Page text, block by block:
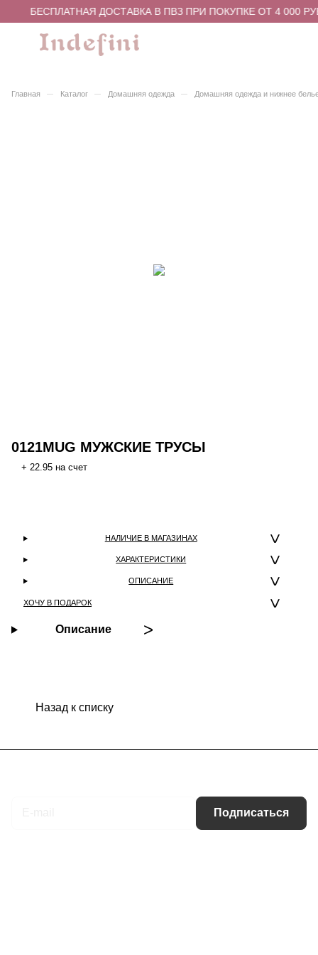
БЕСПЛАТНАЯ ДОСТАВКА В ПВЗ ПРИ ПОКУПКЕ ОТ 4 000
Главная – Каталог – Домашняя одежда – Домашняя одежда и нижнее
0121MUG МУЖСКИЕ ТРУСЫ
+ 22.95 на счет
НАЛИЧИЕ В МАГАЗИНАХ
ХАРАКТЕРИСТИКИ
ОПИСАНИЕ
ХОЧУ В ПОДАРОК
Описание
Назад к списку
Подписаться